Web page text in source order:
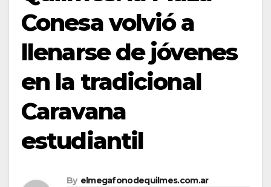
Conesa volvió a
llenarse de jóvenes
en la tradicional
Caravana
estudiantil
By elmegafonodequilmes.com.ar